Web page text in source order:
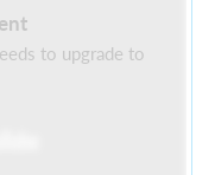
to upgrade to